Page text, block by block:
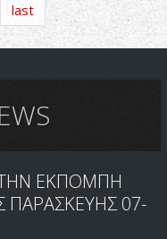
last
ΕΚΠΟΜΠΗ
ΠΑΡΑΣΚΕΥΗΣ 07-